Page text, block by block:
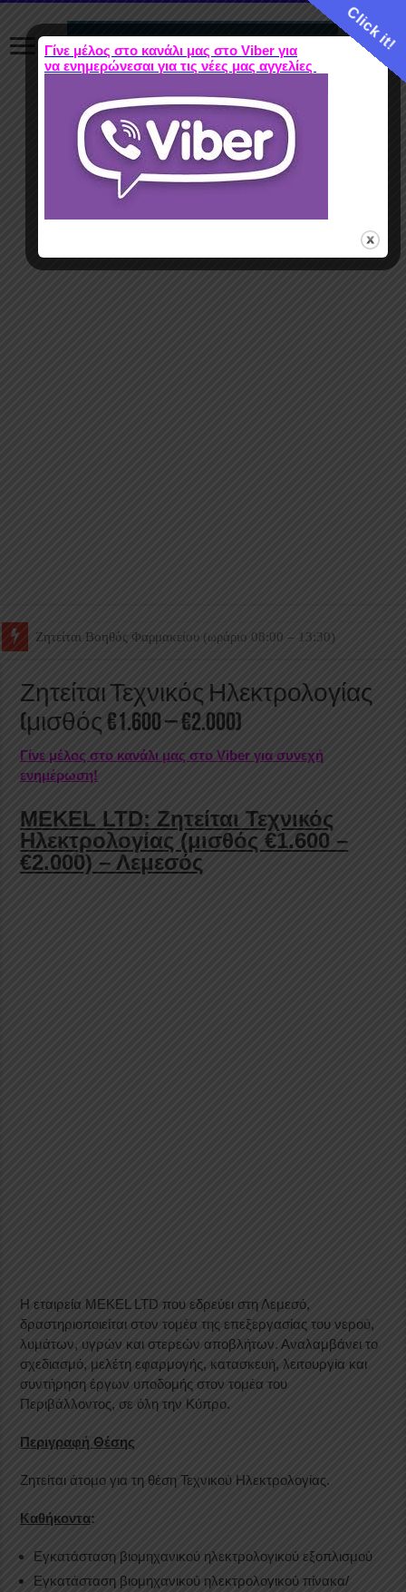
Ζητείται Βοηθός Θαλάμου
Ζητείται Τεχνικός Ηλεκτρολογίας
(μισθός €1.600 – €2.000)
Γίνε μέλος στο κανάλι μας στο Viber για συνεχή
ενημέρωση!
MEKEL LTD: Ζητείται Τεχνικός
Ηλεκτρολογίας (μισθός €1.600 –
€2.000) – Λεμεσός
Η εταιρεία MEKEL LTD που εδρεύει στη Λεμεσό,
δραστηριοποιείται στον τομέα της επεξεργασίας του νερού,
λυμάτων, υγρών και στερεών αποβλήτων. Αναλαμβάνει το
σχεδιασμό, μελέτη εφαρμογής, κατασκευή, λειτουργία και
συντήρηση έργων υποδομής στον τομέα του
Περιβάλλοντος, σε όλη την Κύπρο.
Περιγραφή Θέσης
Ζητείται άτομο για τη θέση Τεχνικού Ηλεκτρολογίας.
Καθήκοντα:
Εγκατάσταση βιομηχανικού ηλεκτρολογικού εξοπλισμού
Εγκατάσταση βιομηχανικού ηλεκτρολογικού πίνακα/
Click it!
Γίνε μέλος στο κανάλι μας στο Viber για
να ενημερώνεσαι για τις νέες μας αγγελίες